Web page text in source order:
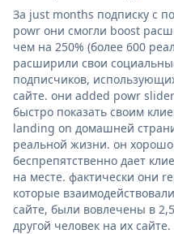
За just months подписку с
powr они смогли boost
чем на 250% (более 600
расширили свои
подписчиков,
сайте. они added powr
быстро показать своим
landing on домашней
реальной жизни. он
беспрепятственно дает
на месте. фактически они
которые
сайте, были вовлечены в
другой человек на их сайте.